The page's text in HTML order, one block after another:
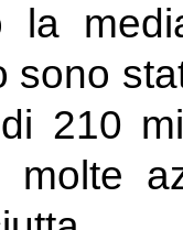
la
sono
210
molte